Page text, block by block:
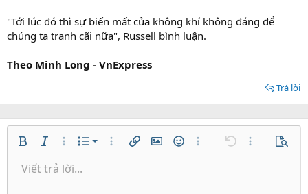
"Tới lúc đó thì sự biến mất của không khí không đáng để
chúng ta tranh cãi nữa", Russell bình luận.
Theo Minh Long - VnExpress
Trả lời
Bold In nghiêng
Thêm tùy chọn…
Danh sáchDanh sách có thứ tự
Thêm tùy chọn…
Chèn liên kết
Chèn hình ảnh
Mặt cườiThêm tùy chọn…
Undo Thêm tùy
Xem
Kích thước
9
Màu chữPhông chữ
Căn lề
Căn trái
Paragraph format
Normal
Trích dẫn
MediaInsert tableInsert horizontal line
RedoToggle BB code
Xóa định dạng
Bản thảo
Viết trả lời...